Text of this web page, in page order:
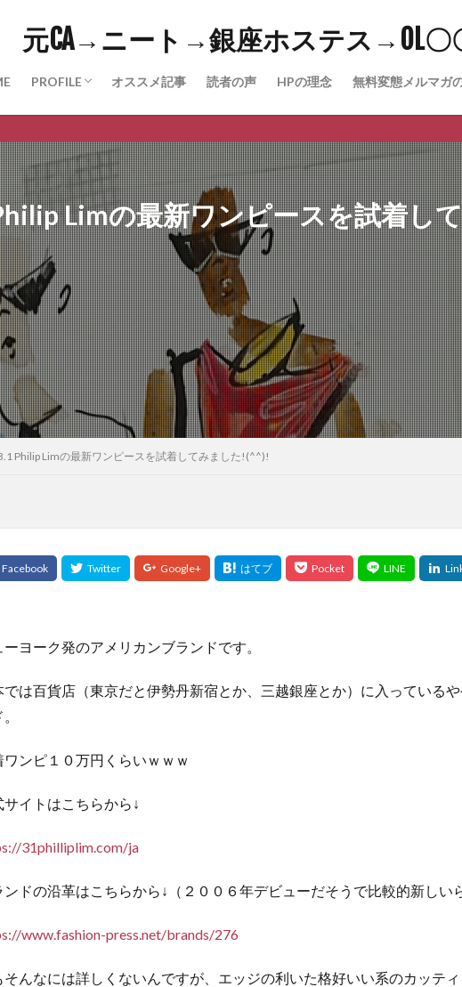
元CA→ニート→銀座ホステス→OL〇
PROFILE
PROFILE
Youtube
Twitter
Instagram（WIP）
Note
Threads(WIP)
オススメ記事 読者の声 HPの理念 無料変態メルマガ
New
Limの最新ワンピースを試着して
Philip Limの最新ワンピースを試着してみました!(^^)!
ーヨーク発のアメリカンブランドです。
では百貨店（東京だと伊勢丹新宿とか、三越銀座とか）に入っている
ワンピ１０万円くらいｗｗｗ
サイトはこちらから↓
31philliplim.com/ja
ンドの沿革はこちらから↓（２００６年デビューだそうで比較的新しい
www.fashion-press.net/brands/276
そんなには詳しくないんですが、エッジの利いた格好いい系のカッテ